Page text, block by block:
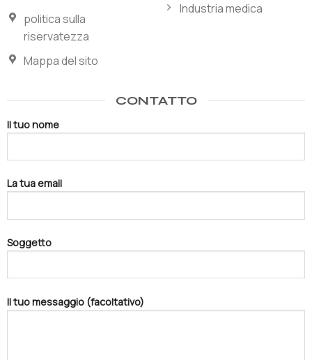
politica sulla
riservatezza
Mappa del sito
Industria medica
CONTATTO
Il tuo nome
La tua email
Soggetto
Il tuo messaggio (facoltativo)